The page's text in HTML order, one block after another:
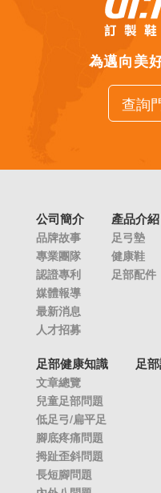
為邁向美
查詢
公司簡介
品牌故事
專業團隊
認證專利
媒體報導
最新消息
人才招募
產品介紹
足弓墊
健康鞋
足部配件
足部健康知識
文章總覽
兒童足部問題
低足弓/扁平足
腳底疼痛問題
拇趾歪斜問題
長短腳問題
足